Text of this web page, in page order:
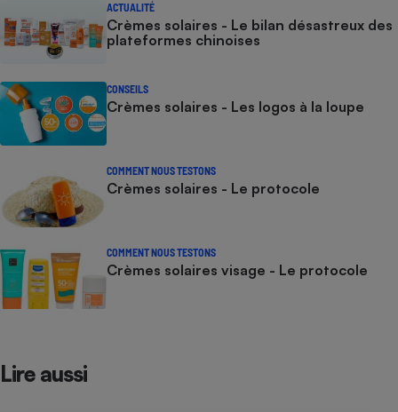
ACTUALITÉ
Crèmes solaires - Le bilan désastreux des
plateformes chinoises
CONSEILS
Crèmes solaires - Les logos à la loupe
COMMENT NOUS TESTONS
Crèmes solaires - Le protocole
COMMENT NOUS TESTONS
Crèmes solaires visage - Le protocole
Lire aussi